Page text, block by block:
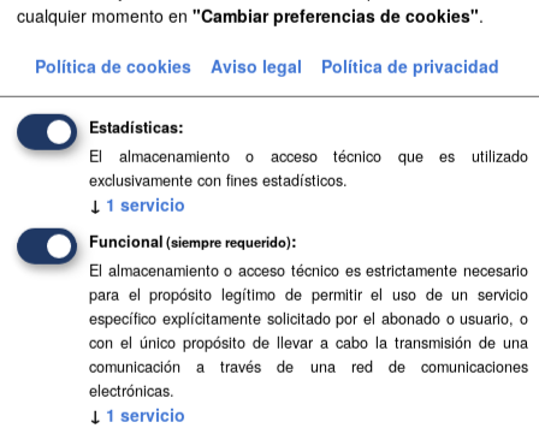
Aprobación Definitiva...
Aprobación Definitiva...
Aprobación Definitiva...
Aprobación Definitiva...
Aprobación Definitiva...
Aprobación Definitiva...
Aprobación Definitiva...
cualquier momento en "Cambiar preferencias de cookies".
Política de cookies Aviso legal Política de privacidad
Estadísticas
El almacenamiento o acceso técnico que es utilizado
exclusivamente con fines estadísticos.
↓ 1 servicio
Funcional (siempre requerido)
El almacenamiento o acceso técnico es estrictamente necesario
para el propósito legítimo de permitir el uso de un servicio
específico explícitamente solicitado por el abonado o usuario, o
con el único propósito de llevar a cabo la transmisión de una
comunicación a través de una red de comunicaciones
electrónicas.
↓ 1 servicio